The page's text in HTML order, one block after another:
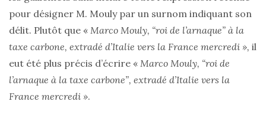
pour désigner M. Mouly par un surnom indiquant son
délit. Plutôt que « Marco Mouly, “roi de l’arnaque” à la
taxe carbone, extradé d’Italie vers la France mercredi », il
eut été plus précis d’écrire « Marco Mouly, “roi de
l’arnaque à la taxe carbone”, extradé d’Italie vers la
France mercredi ».